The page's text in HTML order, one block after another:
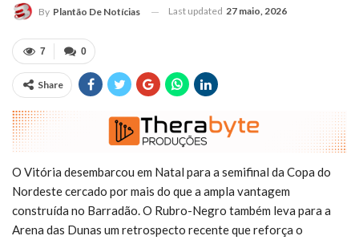
By Plantão De Notícias Last updated 27 maio, 2026
0
7
Share
O Vitória desembarcou em Natal para a semifinal da Copa do
Nordeste cercado por mais do que a ampla vantagem
construída no Barradão. O Rubro-Negro também leva para a
Arena das Dunas um retrospecto recente que reforça o